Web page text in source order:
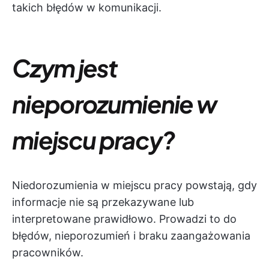
takich błędów w komunikacji.
Czym jest
nieporozumienie w
miejscu pracy?
Niedorozumienia w miejscu pracy powstają, gdy
informacje nie są przekazywane lub
interpretowane prawidłowo. Prowadzi to do
błędów, nieporozumień i braku zaangażowania
pracowników.